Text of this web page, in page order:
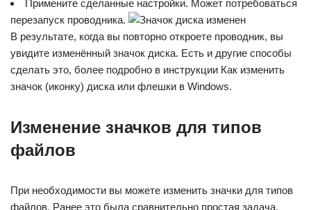
Примените сделанные настройки. Может потребоваться
перезапуск проводника.
В результате, когда вы повторно откроете проводник, вы
увидите изменённый значок диска. Есть и другие способы
сделать это, более подробно в инструкции Как изменить
значок (иконку) диска или флешки в Windows.
Изменение значков для типов
файлов
При необходимости вы можете изменить значки для типов
файлов. Ранее это была сравнительно простая задача,